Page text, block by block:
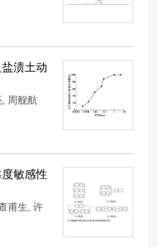
渍土动
周舰航
敏感性
甫生 许